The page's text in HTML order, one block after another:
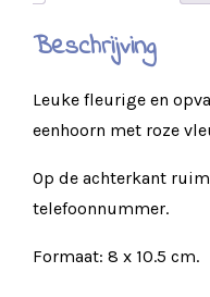
Beschrijving
Leuke fleurige en
eenhoorn met roze
Op de achterkant
telefoonnummer.
Formaat: 8 x 10.5 cm.